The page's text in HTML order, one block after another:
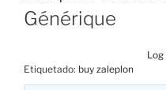
Générique
Log
Etiquetado: buy zaleplon